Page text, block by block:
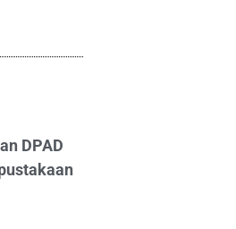
DPAD